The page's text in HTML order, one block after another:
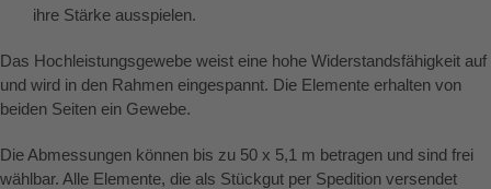
ihre Stärke ausspielen.
Das Hochleistungsgewebe weist eine hohe Widerstandsfähigkeit auf
und wird in den Rahmen eingespannt. Die Elemente erhalten von
beiden Seiten ein Gewebe.
Die Abmessungen können bis zu 50 x 5,1 m betragen und sind frei
wählbar. Alle Elemente, die als Stückgut per Spedition versendet